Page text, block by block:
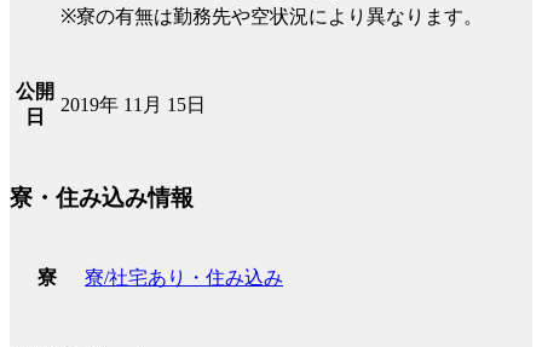
※寮の有無は勤務先や空状況により異なります。
公開
日
2019年 11月 15日
寮・住み込み情報
寮 寮/社宅あり・住み込み